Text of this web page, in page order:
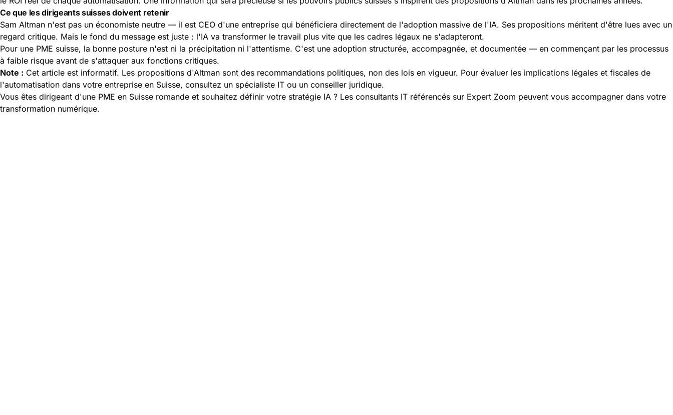
Ce que les dirigeants suisses doivent retenir
Sam Altman n'est pas un économiste neutre — il est CEO d'une entreprise qui bénéficiera directement de l'adoption massive de l'IA. Ses propositions méritent d'être lues avec un
regard critique. Mais le fond du message est juste : l'IA va transformer le travail plus vite que les cadres légaux ne s'adapteront.
Pour une PME suisse, la bonne posture n'est ni la précipitation ni l'attentisme. C'est une adoption structurée, accompagnée, et documentée — en commençant par les processus
à faible risque avant de s'attaquer aux fonctions critiques.
Note : Cet article est informatif. Les propositions d'Altman sont des recommandations politiques, non des lois en vigueur. Pour évaluer les implications légales et fiscales de
l'automatisation dans votre entreprise en Suisse, consultez un spécialiste IT ou un conseiller juridique.
Vous êtes dirigeant d'une PME en Suisse romande et souhaitez définir votre stratégie IA ? Les consultants IT référencés sur Expert Zoom peuvent vous accompagner dans votre
transformation numérique.